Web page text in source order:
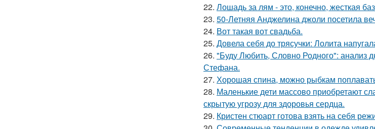
22. Лошадь за лям - это, конечно, жесткая
23. 50-Летняя Анджелина джоли посетила
24. Вот такая вот свадьба.
25. Довела себя до трясучки: Лолита
26. "Буду Любить, Словно Родного": анализ
Стефана.
27. Хорошая спина, можно рыбкам
28. Маленькие дети массово приобретают
скрытую угрозу для здоровья сердца.
29. Кристен стюарт готова взять на себя